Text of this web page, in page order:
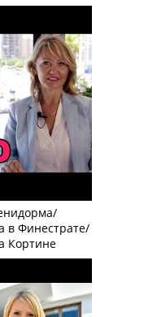
в Финестрате/
Кортине